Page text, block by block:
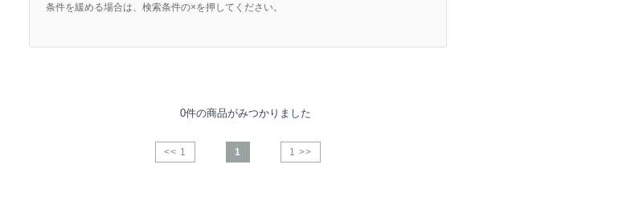
条件を緩める場合は、検索条件の×を押してください。
0件の商品がみつかりました
<< 1 1 1 >>